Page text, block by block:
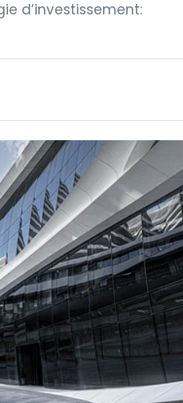
d’investissement: